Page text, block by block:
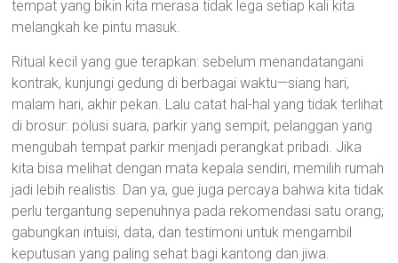
tempat yang bikin kita merasa tidak lega setiap kali kita
melangkah ke pintu masuk.
Ritual kecil yang gue terapkan: sebelum menandatangani
kontrak, kunjungi gedung di berbagai waktu—siang hari,
malam hari, akhir pekan. Lalu catat hal-hal yang tidak terlihat
di brosur: polusi suara, parkir yang sempit, pelanggan yang
mengubah tempat parkir menjadi perangkat pribadi. Jika
kita bisa melihat dengan mata kepala sendiri, memilih rumah
jadi lebih realistis. Dan ya, gue juga percaya bahwa kita tidak
perlu tergantung sepenuhnya pada rekomendasi satu orang;
gabungkan intuisi, data, dan testimoni untuk mengambil
keputusan yang paling sehat bagi kantong dan jiwa.